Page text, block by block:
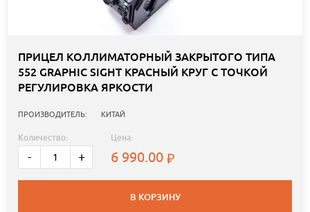
ПРИЦЕЛ КОЛЛИМАТОРНЫЙ ЗАКРЫТОГО ТИПА
552 GRAPHIC SIGHT КРАСНЫЙ КРУГ С ТОЧКОЙ
РЕГУЛИРОВКА ЯРКОСТИ
ПРОИЗВОДИТЕЛЬ: КИТАЙ
Количество:
- +
Цена:
6 990.00
В КОРЗИНУ